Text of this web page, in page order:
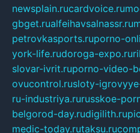
newsplain.rucardvoice.ru
gbget.rualfeihavsalnassr.ru
petrovkasports.ruporno-
york-life.rudoroga-expo.ru
slovar-ivrit.ruporno-video-
ovucontrol.rusloty-
ru-industriya.rurusskoe-
belgorod-day.rudigilith.ru
medic-today.rutaksu.ru